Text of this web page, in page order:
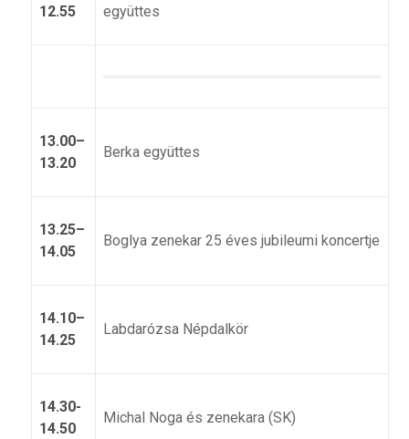
12.55
együttes
13.00–
13.20
Berka együttes
13.25–
14.05
Boglya zenekar 25 éves jubileumi koncertje
14.10–
14.25
Labdarózsa Népdalkör
14.30-
14.50
Michal Noga és zenekara (SK)